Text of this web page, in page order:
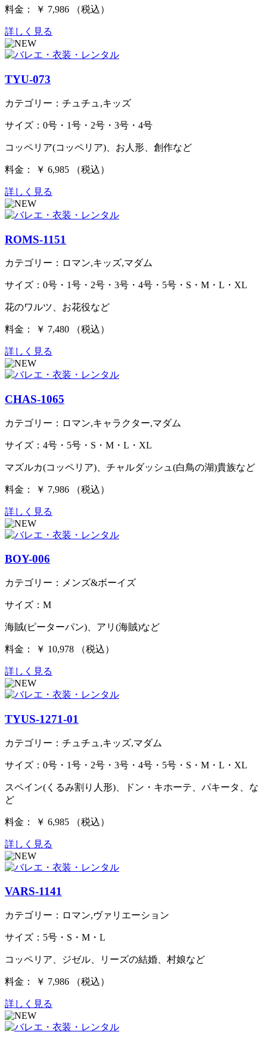
料金： ￥ 7,986 （税込）
詳しく見る
TYU-073
カテゴリー：チュチュ,キッズ
サイズ：0号・1号・2号・3号・4号
コッペリア(コッペリア)、お人形、創作など
料金： ￥ 6,985 （税込）
詳しく見る
ROMS-1151
カテゴリー：ロマン,キッズ,マダム
サイズ：0号・1号・2号・3号・4号・5号・S・M・L・XL
花のワルツ、お花役など
料金： ￥ 7,480 （税込）
詳しく見る
CHAS-1065
カテゴリー：ロマン,キャラクター,マダム
サイズ：4号・5号・S・M・L・XL
マズルカ(コッペリア)、チャルダッシュ(白鳥の湖)貴族など
料金： ￥ 7,986 （税込）
詳しく見る
BOY-006
カテゴリー：メンズ&ボーイズ
サイズ：M
海賊(ピーターパン)、アリ(海賊)など
料金： ￥ 10,978 （税込）
詳しく見る
TYUS-1271-01
カテゴリー：チュチュ,キッズ,マダム
サイズ：0号・1号・2号・3号・4号・5号・S・M・L・XL
スペイン(くるみ割り人形)、ドン・キホーテ、パキータ、な
ど
料金： ￥ 6,985 （税込）
詳しく見る
VARS-1141
カテゴリー：ロマン,ヴァリエーション
サイズ：5号・S・M・L
コッペリア、ジゼル、リーズの結婚、村娘など
料金： ￥ 7,986 （税込）
詳しく見る